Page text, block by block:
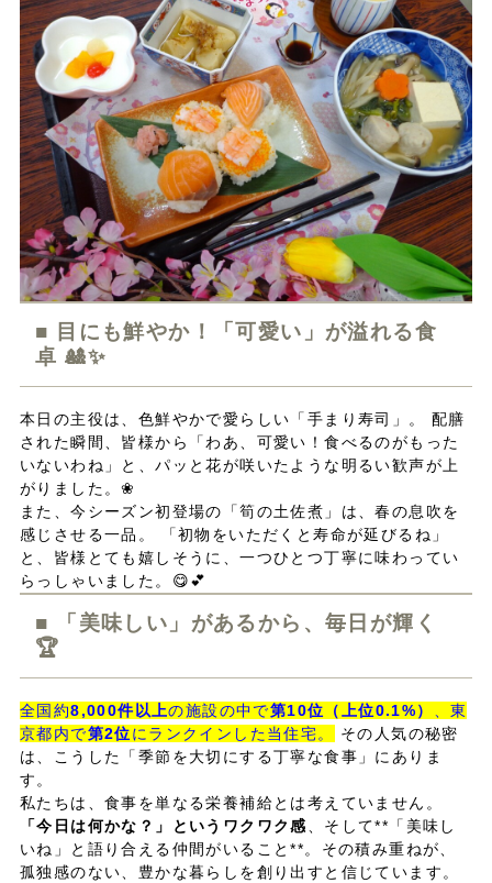
■ 目にも鮮やか！「可愛い」が溢れる食
卓 🎎✨
本日の主役は、色鮮やかで愛らしい「手まり寿司」。 配膳
された瞬間、皆様から「わあ、可愛い！食べるのがもった
いないわね」と、パッと花が咲いたような明るい歓声が上
がりました。❀
また、今シーズン初登場の「筍の土佐煮」は、春の息吹を
感じさせる一品。 「初物をいただくと寿命が延びるね」
と、皆様とても嬉しそうに、一つひとつ丁寧に味わってい
らっしゃいました。😋💕
■ 「美味しい」があるから、毎日が輝く
🏆
全国約8,000件以上の施設の中で第10位（上位0.1%）
、東
京都内で第2位にランクインした当住宅。
その人気の秘密
は、こうした「季節を大切にする丁寧な食事」にありま
す。
私たちは、食事を単なる栄養補給とは考えていません。
「今日は何かな？」というワクワク感
、そして**「美味し
いね」と語り合える仲間がいること**。その積み重ねが、
孤独感のない、豊かな暮らしを創り出すと信じています。